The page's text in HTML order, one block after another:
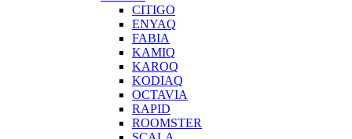
CITIGO
ENYAQ
FABIA
KAMIQ
KAROQ
KODIAQ
OCTAVIA
RAPID
ROOMSTER